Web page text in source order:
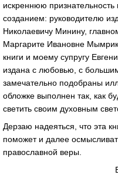
искреннюю
созданием: руководителю
Николаевичу Минину,
Маргарите Ивановне
книги и моему супругу
издана с любовью, с
замечательно подобраны
обложке выполнен так, как
светить своим духовным
Дерзаю надеяться, что эта
поможет и далее
православной веры.